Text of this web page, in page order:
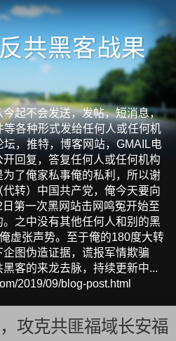
共黑客战果
今起不会发送，发帖，短消息，
各种形式发给任何人或任何机
，推特，博客网站，GMAIL电
回复，答复任何人或任何机构
了俺家私事俺的私利，所以谢
转）中国共产党，俺今天要向
第一次黑网站击网鸣冤开始至
之中没有其他任何人和别的黑
虚张声势。至于俺的180度大转
图伪造证据，谎报军情欺骗
客的来龙去脉，持续更新中...
2019/09/blog-post.html
攻克共匪福域长安福